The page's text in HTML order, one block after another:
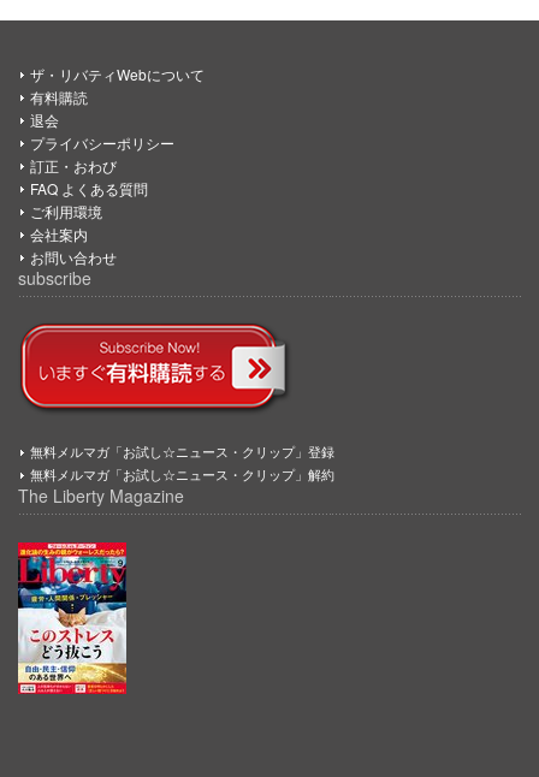
ザ・リバティWebについて
有料購読
退会
プライバシーポリシー
訂正・おわび
FAQ よくある質問
ご利用環境
会社案内
お問い合わせ
subscribe
無料メルマガ「お試し☆ニュース・クリップ」登録
無料メルマガ「お試し☆ニュース・クリップ」解約
The Liberty Magazine